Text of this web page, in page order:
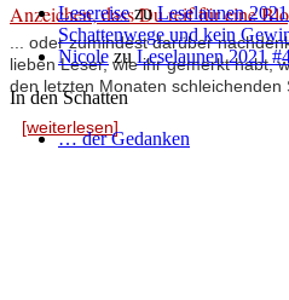
Anzeichen, dass Du reif für eine
... oder zumindest darüber
lieben Leser, wie ihr gemerkt habt,
den letzten Monaten schleichenden
[weiterlesen]
LesereisezuLeselaunen
Schattenwege und kein
Nicole zu Leselaunen 2021
In den Schatten
… der Gedanken